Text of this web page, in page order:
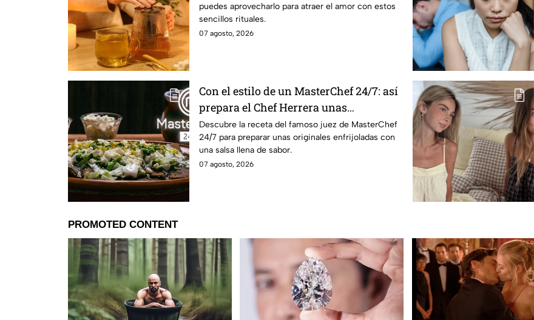
puedes aprovecharlo para atraer el amor con estos
sencillos rituales.
07 agosto, 2026
Con el estilo de un MasterChef 24/7: así
prepara el Chef Herrera unas
enfrijoladas al chipotle
Descubre la receta del famoso juez de MasterChef
24/7 para preparar unas originales enfrijoladas con
una salsa llena de sabor.
07 agosto, 2026